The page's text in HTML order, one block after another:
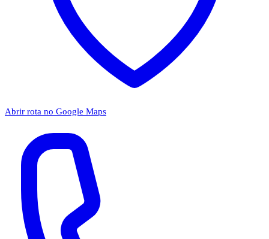
Abrir rota no Google Maps